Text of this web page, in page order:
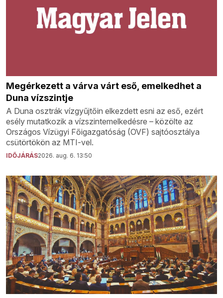
Megérkezett a várva várt eső, emelkedhet a
Duna vízszintje
A Duna osztrák vízgyűjtőin elkezdett esni az eső, ezért
esély mutatkozik a vízszintemelkedésre – közölte az
Országos Vízügyi Főigazgatóság (OVF) sajtóosztálya
csütörtökön az MTI-vel.
IDŐJÁRÁS2026. aug. 6. 13:50